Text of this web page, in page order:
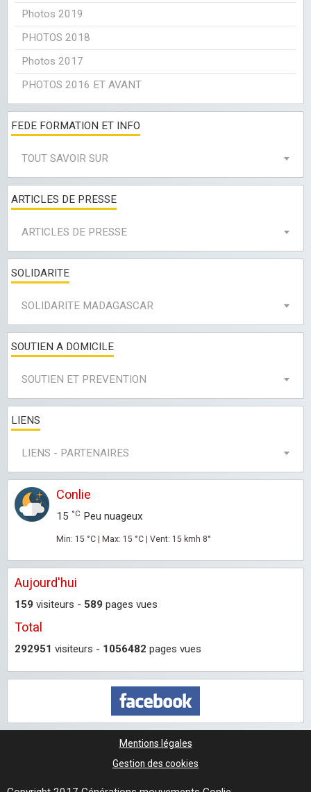
Photos 2019
PHOTOS 2018
Photos 2017
PHOTOS 2016 ET AVANT
FEDE FORMATION ET INFO
TOUT SAVOIR SUR
ARTICLES DE PRESSE
ARTICLES DE PRESSE
SOLIDARITE
SOLIDARITE MADAGASCAR
SOUTIEN A DOMICILE
SOUTIEN ET PREVENTION
LIENS
LIENS - PARTENAIRES
Conlie
15 °C Peu nuageux
Min: 15 °C | Max: 15 °C | Vent: 15 kmh 8°
Aujourd'hui
159 visiteurs - 589 pages vues
Total
292951 visiteurs - 1056482 pages vues
Mentions légales
Gestion des cookies